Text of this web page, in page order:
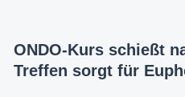
ONDO-Kurs schießt
Treffen sorgt für